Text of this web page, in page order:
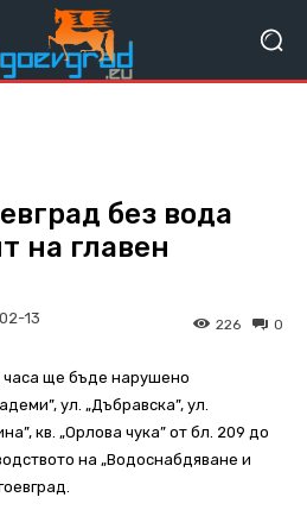
без вода
на главен
13 0
226
часа ще бъде нарушено
ул. „Дъбравска”, ул.
кв. „Орлова чука” от бл. 209 до
на „Водоснабдяване и